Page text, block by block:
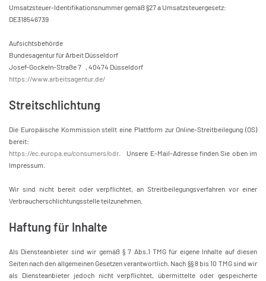
Umsatzsteuer-Identifikationsnummer gemäß §27 a Umsatzsteuergesetz:
DE318546739
Aufsichtsbehörde
Bundesagentur für Arbeit Düsseldorf
Josef-Gockeln-Straße 7 , 40474 Düsseldorf
https://www.arbeitsagentur.de/
Streitschlichtung
Die Europäische Kommission stellt eine Plattform zur Online-Streitbeilegung (OS)
bereit:
https://ec.europa.eu/consumers/odr . Unsere E-Mail-Adresse finden Sie oben im
Impressum.
Wir sind nicht bereit oder verpflichtet, an Streitbeilegungsverfahren vor einer
Verbraucherschlichtungsstelle teilzunehmen.
Haftung für Inhalte
Als Diensteanbieter sind wir gemäß § 7 Abs.1 TMG für eigene Inhalte auf diesen
Seiten nach den allgemeinen Gesetzen verantwortlich. Nach §§ 8 bis 10 TMG sind wir
als Diensteanbieter jedoch nicht verpflichtet, übermittelte oder gespeicherte